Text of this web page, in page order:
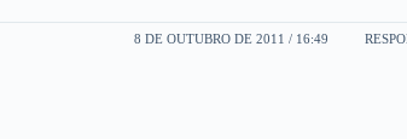
8 DE OUTUBRO DE 2011 / 16:49